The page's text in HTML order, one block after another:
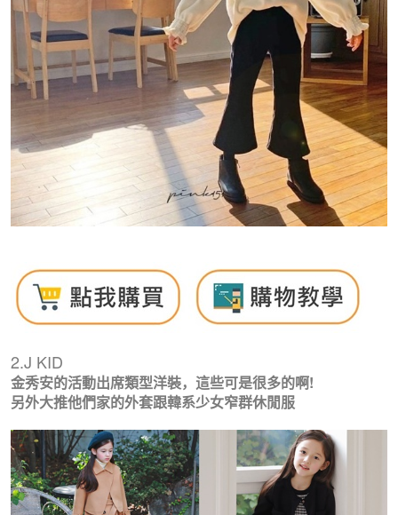
2.J KID
金秀安的活動出席類型洋裝，這些可是很多的啊!
另外大推他們家的外套跟韓系少女窄群休閒服